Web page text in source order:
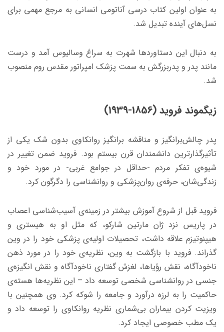
به عنوان اولین کتاب درسی آناتومی انسانی به مرجع مهمی برای
نسل‌های آینده تبدیل شد.
به دنبال این دستاوردها شهرت به سراغ وسالیوس آمد و درست
مانند پدر و پدربزرگش به سمت پزشک امپراتور مقدس روم منصوب
شد.
زیگموند فروید (1856-1939)
پدر چالش‌برانگیز و مناقشه برانگیز روانکاوی بدون شک یکی از
تأثیرگذارترین دانشمندان قرن بیستم بود. فروید ضمن تغییر در
شیوه‌ی تفکر مردم -حداقل در جوامع غربی- در مورد خود و
زندگی‌شان، حرفه‌ی روان‌پزشکی و روانشناسی را دگرگون کرد.
فروید قبل از شروع آموزش بیشتر در زمینه‌ی آسیب‌شناسی اعصاب
در پاریس نزد ژان مارتین شارکو، که مثل او به هیستری و
هیپنوتیزم علاقه داشت، تحصیلات اولیه‌ی پزشکی خود را در وین
گذراند. فروید با بازگشت به وین، نظریه‌ی خود را در مورد ذهن
ناخودآگاه، نقش رؤیاها، لغزش گفتاری ناخودآگاه و نقش انگیزه‌ی
جنسی در روانشناسی شخصی توسعه داد – این نظریه‌ها هسته‌ی
حاکمیت را به لرزه درآورد و جامعه را شوکه کرد. وی همچنین با
ویزیت کردن بیماران بی‌شماری نظریه روانکاوی را توسعه داد و
یک مطب خصوصی ایجاد کرد.